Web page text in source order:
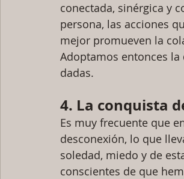
conectada, sinérgica y
persona, las acciones
mejor promueven la
Adoptamos entonces
dadas.
4. La conquista
Es muy frecuente que
desconexión, lo que
soledad, miedo y de
conscientes de que